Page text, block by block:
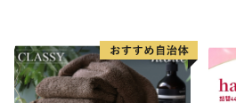
蓄
生
ペ
ぺ